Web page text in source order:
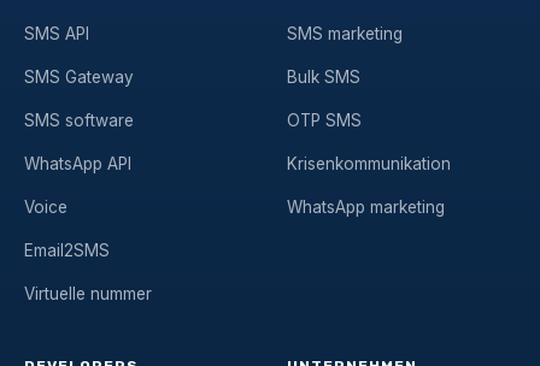
SMS API
SMS Gateway
SMS software
WhatsApp API
Voice
Email2SMS
Virtuelle nummer
SMS marketing
Bulk SMS
OTP SMS
Krisenkommunikation
WhatsApp marketing